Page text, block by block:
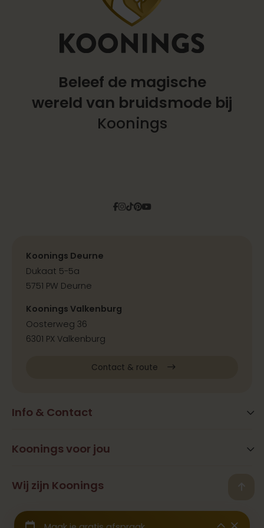
Beleef de magische
wereld van bruidsmode bij
Koonings
Facebook
Instagram
Tiktok
Pinterest
YouTube
Info & Contact
FAQ
Vestigingen
Samenwerkingen & Pers
Koonings voor jou
Beauty
Trouwjurken
Wij zijn Koonings
Geschiedenis
Koonings Deurne
Dukaat 5-5a
5751 PW Deurne
Koonings Valkenburg
Oosterweg 36
6301 PX Valkenburg
Contact & route